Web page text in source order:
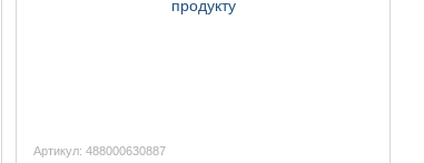
Артикул: 488000630887